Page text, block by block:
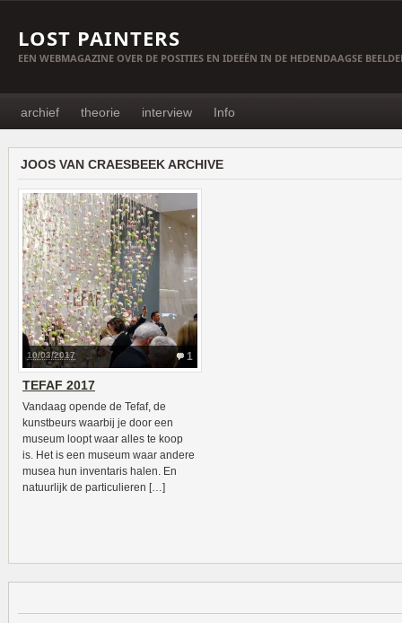
LOST PAINTERS
EEN WEBMAGAZINE OVER DE POSITIES EN IDEEËN IN DE HEDENDAAGSE
archief theorie interview Info
JOOS VAN CRAESBEEK ARCHIVE
1
10/03/2017
TEFAF 2017
Vandaag opende de Tefaf, de
kunstbeurs waarbij je door een
museum loopt waar alles te koop
is. Het is een museum waar andere
musea hun inventaris halen. En
natuurlijk de particulieren […]